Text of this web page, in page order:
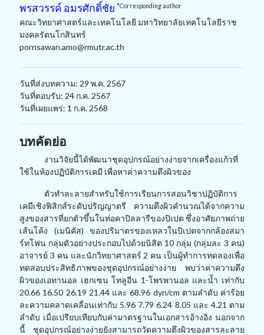
พรสวรรค์ อมรศักดิ์ชัย *Corresponding author
คณะวิทยาศาสตร์และเทคโนโลยี มหาวิทยาลัยเทคโนโลยีราช
มงคลรัตนโกสินทร์
pornsawan.amo@rmutr.ac.th
วันที่ส่งบทความ: 29 พ.ค. 2567
วันที่ตอบรับ: 24 ก.ค. 2567
วันที่เผยแพร่: 1 ก.ค. 2568
บทคัดย่อ
งานวิจัยนี้ได้พัฒนาชุดอุปกรณ์อย่างง่ายจากเครื่องแก้วที่
ใช้ในห้องปฏิบัติการเคมี เพื่อหาค่าความตึงผิวของ
ตัวทำละลายสำหรับใช้การเรียนการสอนวิชาปฏิบัติการ
เคมีเชิงฟิสิกส์ระดับปริญญาตรี ความตึงผิวคำนวณได้จากความ
สูงของสารที่ยกตัวขึ้นในท่อคาปิลลารีของปิเปต ซึ่งอาศัยภาพถ่าย
เส้นโค้ง (เมนิคัส) ของปริมาตรของเหลวในปิเปตจากกล้องสมา
ร์ทโฟน กลุ่มตัวอย่างประกอบไปด้วยนิสิต 10 กลุ่ม (กลุ่มละ 3 คน)
อาจารย์ 3 คน และนักวิทยาศาสตร์ 2 คน เป็นผู้ทำการทดลองเพื่อ
ทดสอบประสิทธิภาพของชุดอุปกรณ์อย่างง่าย พบว่าค่าความตึง
ผิวของเอทานอล เฮกเซน โทลูอีน 1-โพรพานอล และน้ำ เท่ากับ
20.66 16.50 26.19 21.44 และ 68.96 dyn/cm ตามลำดับ ค่าร้อย
ละความคลาดเคลื่อนเท่ากับ 5.96 7.79 6.24 8.05 และ 4.21 ตาม
ลำดับ เมื่อเปรียบเทียบกับค่ามาตรฐานในเอกสารอ้างอิง นอกจาก
นี้ ชุดอุปกรณ์อย่างง่ายยังสามารถวัดความตึงผิวของสารละลาย